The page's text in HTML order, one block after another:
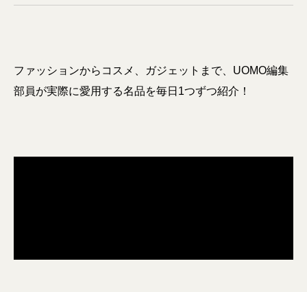
ファッションからコスメ、ガジェットまで、UOMO編集
部員が実際に愛用する名品を毎日1つずつ紹介！